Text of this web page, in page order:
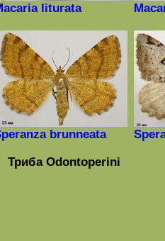
liturata
brunneata
Триба Odontoperini